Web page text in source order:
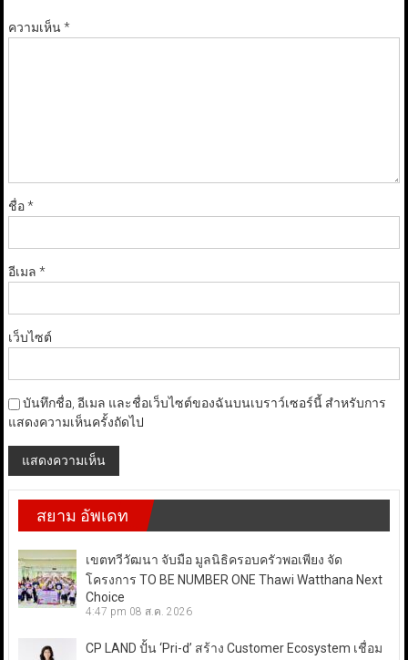
ความเห็น*
ชื่อ*
อีเมล *
เว็บไซต์
บันทึกชื่อ, อีเมล และชื่อเว็บไซต์ของฉันบนเบราว์เซอร์นี้ สำหรับการ
แสดงความเห็นครั้งถัดไป
สยาม อัพเดท
เขตทวีวัฒนา จับมือ มูลนิธิครอบครัวพอเพียง จัด
โครงการ TO BE NUMBER ONE Thawi Watthana Next
Choice
4:47 pm 08 ส.ค. 2026
CP LAND ปั้น ‘Pri-d’ สร้าง Customer Ecosystem เชื่อม